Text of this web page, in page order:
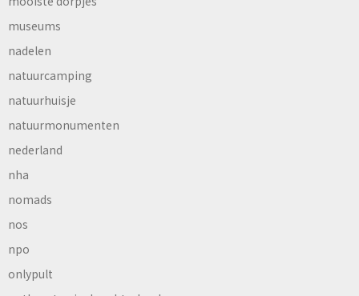
museums
nadelen
natuurcamping
natuurhuisje
natuurmonumenten
nederland
nha
nomads
nos
npo
onlypult